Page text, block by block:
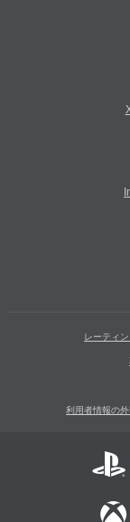
レーティ
利用者情報の